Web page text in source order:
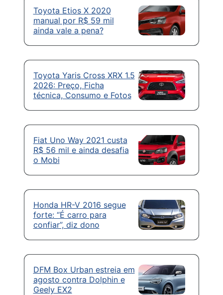
Toyota Etios X 2020
manual por R$ 59 mil
ainda vale a pena?
Toyota Yaris Cross XRX 1.5
2026: Preço, Ficha
técnica, Consumo e Fotos
Fiat Uno Way 2021 custa
R$ 56 mil e ainda desafia
o Mobi
Honda HR-V 2016 segue
forte: “É carro para
confiar”, diz dono
DFM Box Urban estreia em
agosto contra Dolphin e
Geely EX2